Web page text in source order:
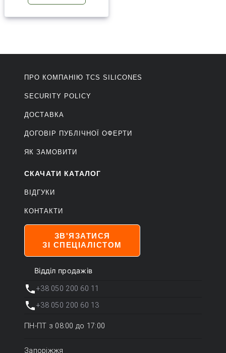
ПРО КОМПАНІЮ ТCS SILICONES
SECURITY POLICY
ДОСТАВКА
ДОГОВІР ПУБЛІЧНОЇ ОФЕРТИ
ЯК ЗАМОВИТИ
СКАЧАТИ КАТАЛОГ
ВІДГУКИ
КОНТАКТИ
ЗВ'ЯЗАТИСЯ
ЗІ СПЕЦІАЛІСТОМ
Відділ продажів
+38 050 200 60 11
+38 050 200 60 13
ПН-ПТ з 08:00 до 17:00
Запоріжжя